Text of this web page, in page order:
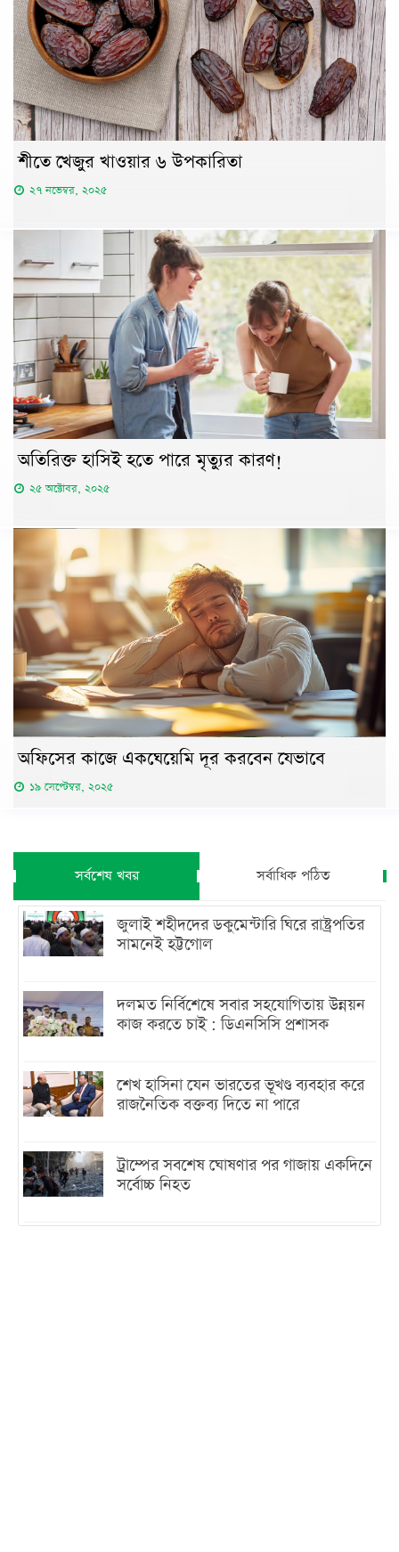
শীতে খেজুর খাওয়ার ৬ উপকারিতা
২৭ নভেম্বর, ২০২৫
অতিরিক্ত হাসিই হতে পারে মৃত্যুর কারণ!
২৫ অক্টোবর, ২০২৫
অফিসের কাজে একঘেয়েমি দূর করবেন যেভাবে
১৯ সেপ্টেম্বর, ২০২৫
সর্বশেষ খবর সর্বাধিক পঠিত
জুলাই শহীদদের ডকুমেন্টারি ঘিরে রাষ্ট্রপতির
সামনেই হট্টগোল
দলমত নির্বিশেষে সবার সহযোগিতায় উন্নয়ন
কাজ করতে চাই : ডিএনসিসি প্রশাসক
শেখ হাসিনা যেন ভারতের ভূখণ্ড ব্যবহার করে
রাজনৈতিক বক্তব্য দিতে না পারে
ট্রাম্পের সবশেষ ঘোষণার পর গাজায় একদিনে
সর্বোচ্চ নিহত